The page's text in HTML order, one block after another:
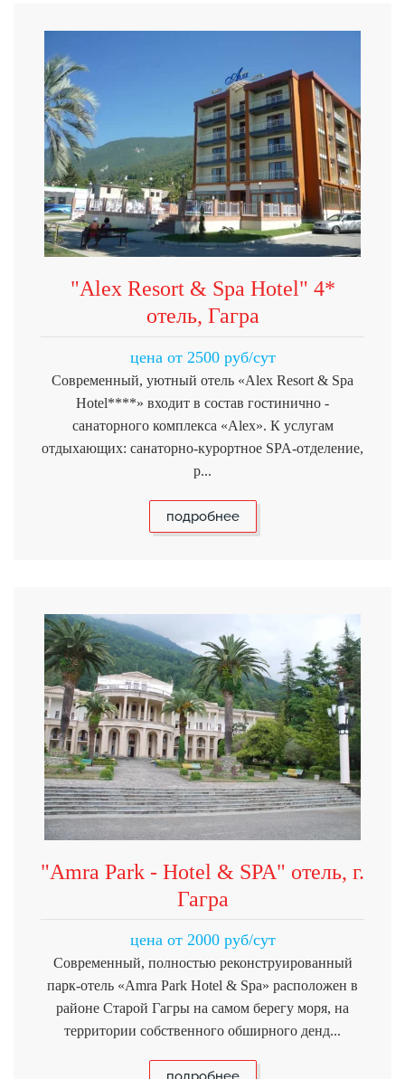
"Alex Resort & Spa Hotel" 4*
отель, Гагра
цена от 2500 руб/сут
Современный, уютный отель «Alex Resort & Spa
Hotel****» входит в состав гостинично -
санаторного комплекса «Alex». К услугам
отдыхающих: санаторно-курортное SPA-отделение,
р...
подробнее
"Amra Park - Hotel & SPA" отель, г.
Гагра
цена от 2000 руб/сут
Современный, полностью реконструированный
парк-отель «Amra Park Hotel & Spa» расположен в
районе Старой Гагры на самом берегу моря, на
территории собственного обширного денд...